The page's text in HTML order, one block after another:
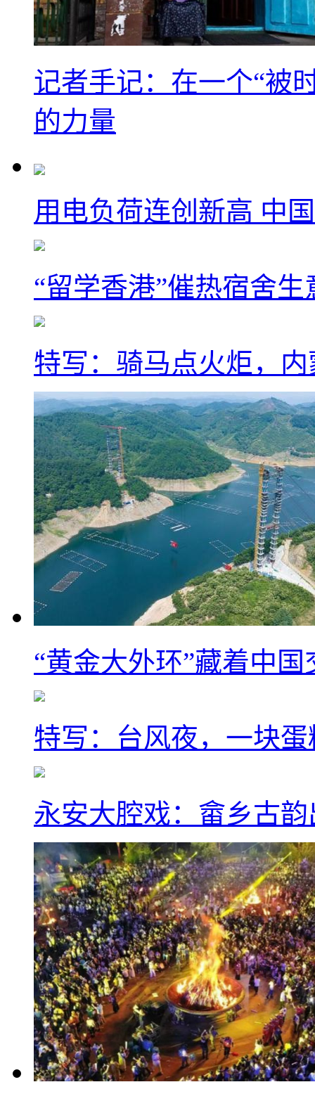
记者手记：在一个“被
的力量
用电负荷连创新高 中
“留学香港”催热宿舍
特写：骑马点火炬，
“黄金大外环”藏着中
特写：台风夜，一块
永安大腔戏：畲乡古